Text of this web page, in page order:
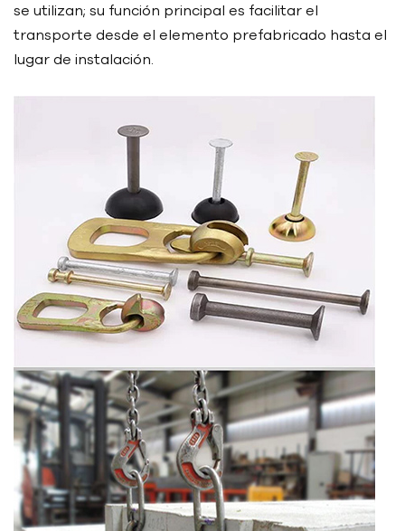
se utilizan; su función principal es facilitar el
transporte desde el elemento prefabricado hasta el
lugar de instalación.